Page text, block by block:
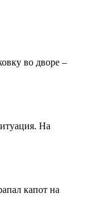
во дворе –
На
капот на